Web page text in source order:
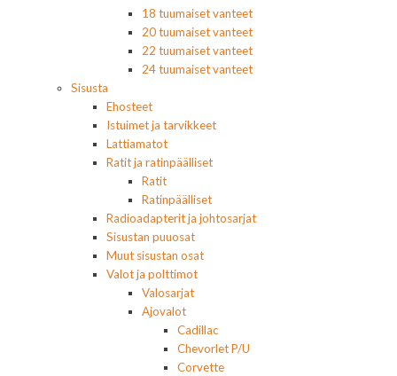
18 tuumaiset vanteet
20 tuumaiset vanteet
22 tuumaiset vanteet
24 tuumaiset vanteet
Sisusta
Ehosteet
Istuimet ja tarvikkeet
Lattiamatot
Ratit ja ratinpäälliset
Ratit
Ratinpäälliset
Radioadapterit ja johtosarjat
Sisustan puuosat
Muut sisustan osat
Valot ja polttimot
Valosarjat
Ajovalot
Cadillac
Chevorlet P/U
Corvette